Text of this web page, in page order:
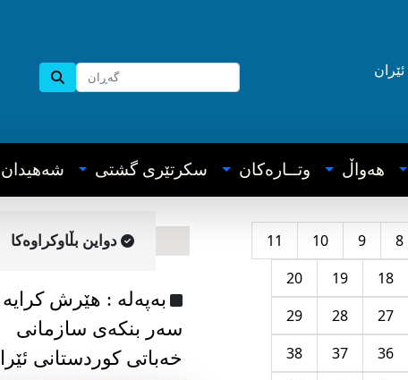
ئێران
هه‌واڵ وتــاره‌کان سکرتێری گشتی شه‌هیدان
8
9
10
11
18
19
20
27
28
29
36
37
38
دواین بڵاوکراوه‌کا
به‌په‌له‌ : هێرش کرایە
سەر بنکەی سازمانی
خەباتی کوردستانی